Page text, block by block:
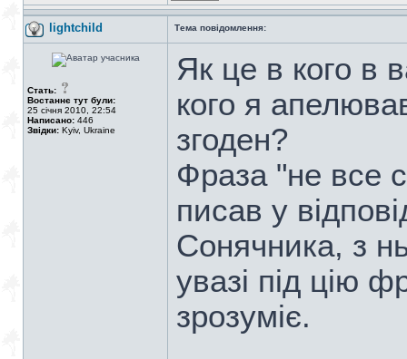
lightchild Тема повідомлення:
Стать:
Востаннє тут були:
25 січня 2010, 22:54
Написано: 446
Звідки: Kyiv, Ukraine
Як це в кого в
кого я
згоден?
Фраза "не все
писав у
Сонячника, з
увазі під цію
зрозуміє.